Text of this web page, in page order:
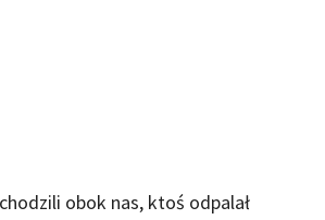
obok nas, ktoś odpalał